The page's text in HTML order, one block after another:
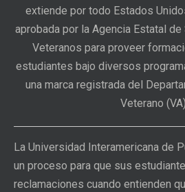
extiende por todo Estados
aprobada por la Agencia Estatal
Veteranos para proveer
estudiantes bajo diversos
una marca registrada del
Veterano
La Universidad Interamericana de
un proceso para que sus
reclamaciones cuando entienden